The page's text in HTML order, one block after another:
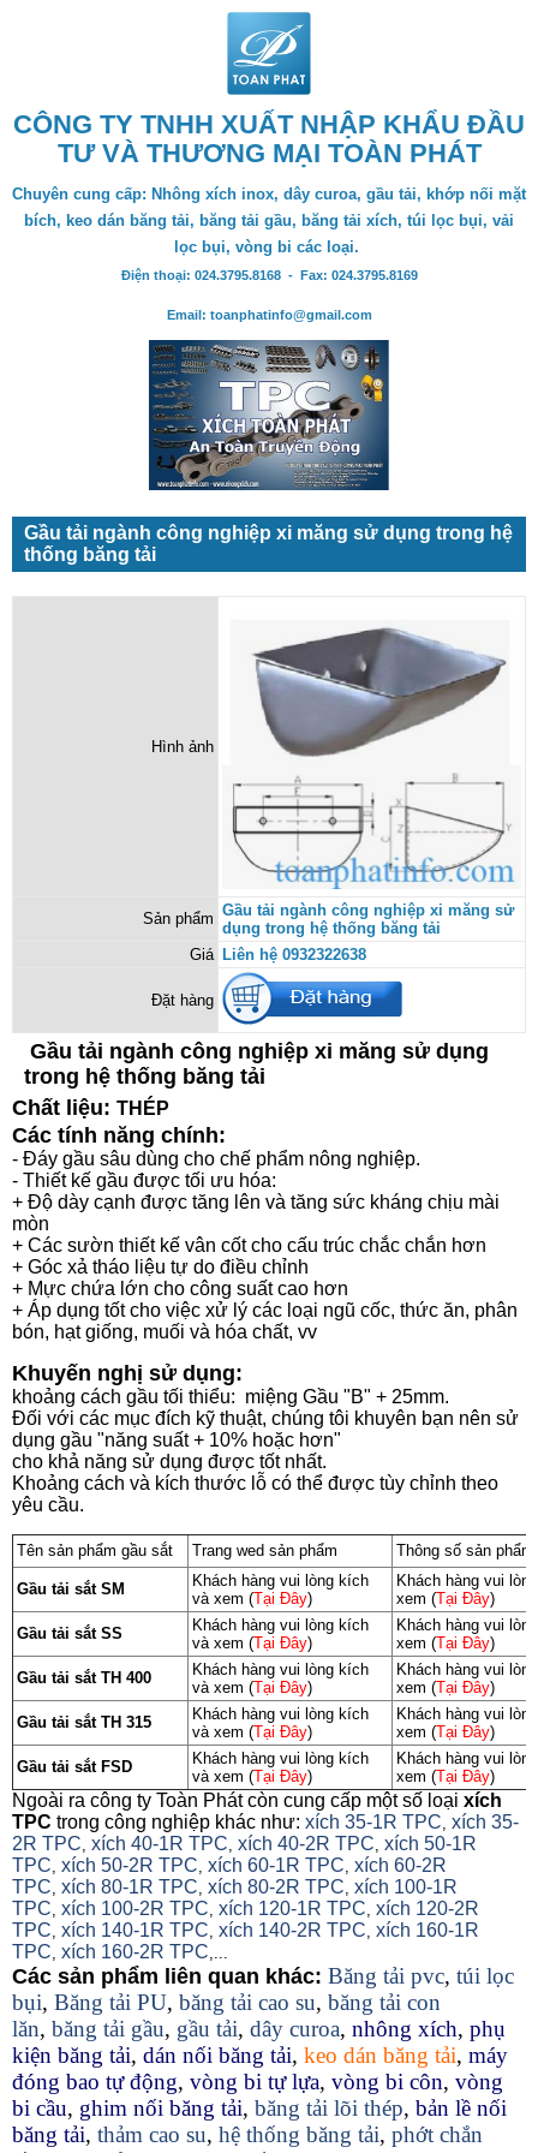
CÔNG TY TNHH XUẤT NHẬP KHẨU ĐẦU
TƯ VÀ THƯƠNG MẠI TOÀN PHÁT
Chuyên cung cấp: Nhông xích inox, dây curoa, gầu tải, khớp nối mặt
bích, keo dán băng tải, băng tải gầu, băng tải xích, túi lọc bụi, vải
lọc bụi, vòng bi các loại.
Điện thoại: 024.3795.8168 - Fax: 024.3795.8169
Email: toanphatinfo@gmail.com
Gầu tải ngành công nghiệp xi măng sử dụng trong hệ
thống băng tải
Hình ảnh
Sản phẩm Gầu tải ngành công nghiệp xi măng sử
dụng trong hệ thống băng tải
Giá Liên hệ 0932322638
Đặt hàng
Gầu tải ngành công nghiệp xi măng sử dụng
trong hệ thống băng tải
Chất liệu: THÉP
Các tính năng chính:
- Đáy gầu sâu dùng cho chế phẩm nông nghiệp.
- Thiết kế gầu được tối ưu hóa:
+ Độ dày cạnh được tăng lên và tăng sức kháng chịu mài
mòn
+ Các sườn thiết kế vân cốt cho cấu trúc chắc chắn hơn
+ Góc xả tháo liệu tự do điều chỉnh
+ Mực chứa lớn cho công suất cao hơn
+ Áp dụng tốt cho việc xử lý các loại ngũ cốc, thức ăn, phân
bón, hạt giống, muối và hóa chất, vv
Khuyến nghị sử dụng:
khoảng cách gầu tối thiểu: miệng Gầu "B" + 25mm.
Đối với các mục đích kỹ thuật, chúng tôi khuyên bạn nên sử
dụng gầu "năng suất + 10% hoặc hơn"
cho khả năng sử dụng được tốt nhất.
Khoảng cách và kích thước lỗ có thể được tùy chỉnh theo
yêu cầu.
Tên sản phẩm gầu sắt Trang wed sản phẩm Thông số sản phẩm
Gầu tải sắt SM
Khách hàng vui lòng kích
và xem (Tại Đây)
Khách hàng vui
xem (Tại Đây)
Gầu tải sắt SS
Khách hàng vui lòng kích
và xem (Tại Đây)
Khách hàng vui
xem (Tại Đây)
Gầu tải sắt TH 400
Khách hàng vui lòng kích
và xem (Tại Đây)
Khách hàng vui
xem (Tại Đây)
Gầu tải sắt TH 315
Khách hàng vui lòng kích
và xem (Tại Đây)
Khách hàng vui
xem (Tại Đây)
Gầu tải sắt FSD
Khách hàng vui lòng kích
và xem (Tại Đây)
Khách hàng vui
xem (Tại Đây)
Ngoài ra công ty Toàn Phát còn cung cấp một số loại xích
TPC trong công nghiệp khác như: xích 35-1R TPC, xích 35-
2R TPC, xích 40-1R TPC, xích 40-2R TPC, xích 50-1R
TPC, xích 50-2R TPC, xích 60-1R TPC, xích 60-2R
TPC, xích 80-1R TPC, xích 80-2R TPC, xích 100-1R
TPC, xích 100-2R TPC, xích 120-1R TPC, xích 120-2R
TPC, xích 140-1R TPC, xích 140-2R TPC, xích 160-1R
TPC, xích 160-2R TPC,...
Các sản phẩm liên quan khác: Băng tải pvc, túi lọc
bụi, Băng tải PU, băng tải cao su, băng tải con
lăn, băng tải gầu, gầu tải, dây curoa, nhông xích, phụ
kiện băng tải, dán nối băng tải, keo dán băng tải, máy
đóng bao tự động, vòng bi tự lựa, vòng bi côn, vòng
bi cầu, ghim nối băng tải, băng tải lõi thép, bản lề nối
băng tải, thảm cao su, hệ thống băng tải, phớt chắn